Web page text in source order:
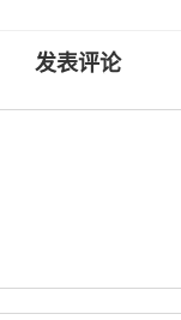
发表评论